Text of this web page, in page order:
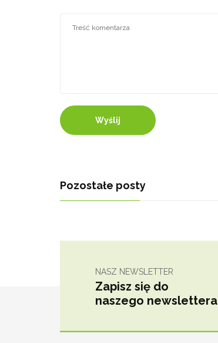
Wyślij
Pozostałe posty
NASZ NEWSLETTER
Zapisz się do
naszego newslettera